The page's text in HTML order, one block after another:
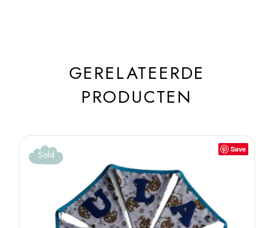
GERELATEERDE
PRODUCTEN
Save
Sold